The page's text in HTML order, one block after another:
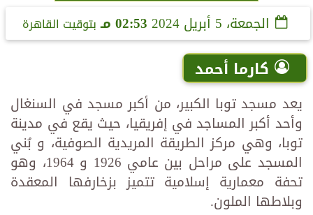
الجمعة، 5 أبريل 2024 02:53 مـ بتوقيت القاهرة
كارما أحمد
يعد مسجد توبا الكبير، من أكبر مسجد في السنغال
وأحد أكبر المساجد في إفريقيا، حيث يقع في مدينة
توبا، وهي مركز الطريقة المريدية الصوفية، و بُني
المسجد على مراحل بين عامي 1926 و 1964، وهو
تحفة معمارية إسلامية تتميز بزخارفها المعقدة
وبلاطها الملون.